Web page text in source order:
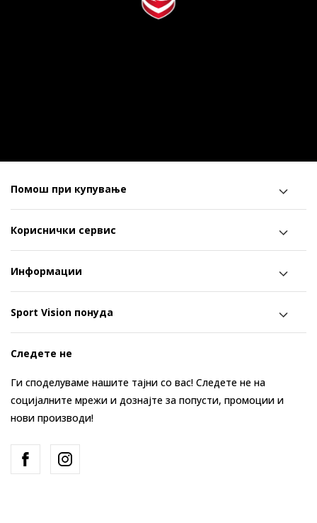
Помош при купување
Кориснички сервис
Информации
Sport Vision понуда
Следете не
Ги споделуваме нашите тајни со вас! Следете не на
социјалните мрежи и дознајте за попусти, промоции и
нови производи!